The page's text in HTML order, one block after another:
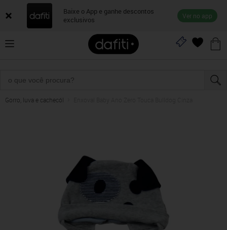
Baixe o App e ganhe descontos
exclusivos
Ver no app
Gorro, luva e cachecól